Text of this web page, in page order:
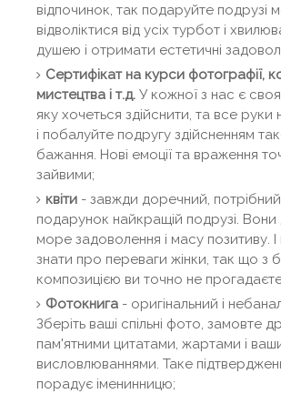
відпочинок, так подаруйте подрузі
відволіктися від усіх турбот і
душею і отримати естетичні
Сертифікат на курси фотографії,
мистецтва і т.д. У кожної з нас є
яку хочеться здійснити, та все
і побалуйте подругу здійсненням
бажання. Нові емоції та враження
зайвими;
квіти - завжди доречний, потрібний
подарунок найкращій подрузі.
море задоволення і масу позитиву.
знати про переваги жінки, так що з
композицією ви точно не
Фотокнига - оригінальний і
Зберіть ваші спільні фото, замовте
пам'ятними цитатами, жартами і
висловлюваннями. Таке
порадує іменинницю;